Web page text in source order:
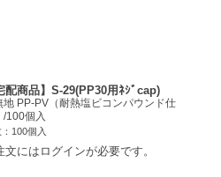
配商品】S-29(PP30用ﾈｼﾞcap)
地 PP-PV（耐熱塩ビコンパウンド仕
/100個入
：100個入
文にはログインが必要です。